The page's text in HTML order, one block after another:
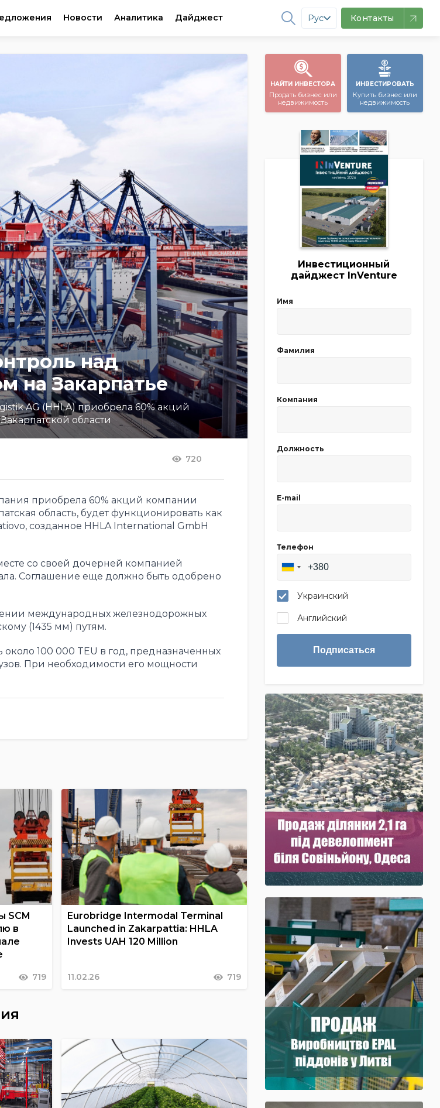
Новости Аналитика Дайджест Рус Контакты
над
на Закарпатье
AG (HHLA) приобрела 60% акций
области
720
приобрела 60% акций компании
область, будет функционировать как
созданное HHLA International GmbH
со своей дочерней компанией
Соглашение еще должно быть одобрено
международных железнодорожных
(1435 мм) путям.
100 000 TEU в год, предназначенных
При необходимости его мощности
SCM
в
719
Eurobridge Intermodal Terminal
Launched in Zakarpattia: HHLA
Invests UAH 120 Million
11.02.26 719
НАЙТИ ИНВЕСТОРА
Продать бизнес или
недвижимость
ИНВЕСТИРОВАТЬ
Купить бизнес или
недвижимость
Инвестиционный
дайджест InVenture
Имя
Фамилия
Компания
Должность
E-mail
Телефон
Украинский
Английский
Подписаться